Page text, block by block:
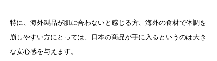
特に、海外製品が肌に合わないと感じる方、海外の食材で体調を
崩しやすい方にとっては、日本の商品が手に入るというのは大き
な安心感を与えます。